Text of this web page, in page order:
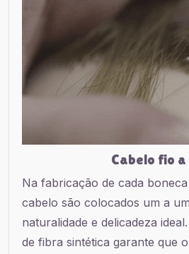
Cabelo fio
Na fabricação de cada
cabelo são colocados um a
naturalidade e delicadeza
de fibra sintética garante que